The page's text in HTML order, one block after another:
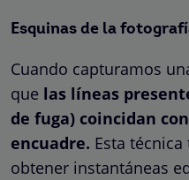
Esquinas de la
Cuando capturamos
que las líneas
de fuga) coincidan
encuadre. Esta
obtener instantáneas